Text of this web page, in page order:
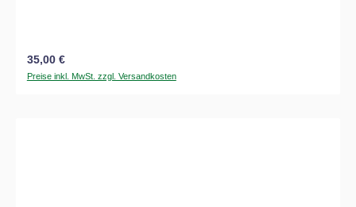
Regulärer Preis:
35,00 €
Preise inkl. MwSt. zzgl. Versandkosten